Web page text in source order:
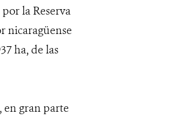
la Reserva
nicaragüense
ha, de las
en gran parte